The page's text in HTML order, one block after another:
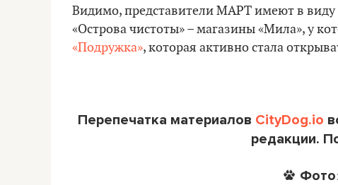
Видимо, представители МАРТ имеют в виду
«Острова чистоты» – магазины «Мила», у
«Подружка», которая активно стала
Перепечатка материалов CityDog.io
редакции.
Фото